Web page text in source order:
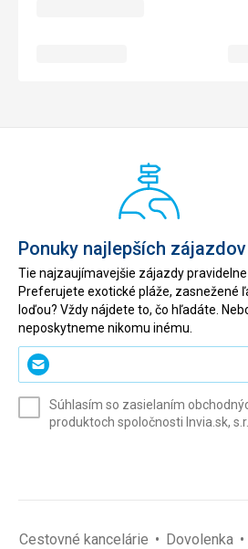
Ponuky najlepších
Tie najzaujímavejšie zájazdy
Preferujete exotické pláže, zasnežené
loďou? Vždy nájdete to, čo hľadáte.
neposkytneme nikomu inému.
Zadajte
svoj
(povinné)
Súhlasím so zasielaním
produktoch spoločnosti Invia.sk,
Cestovné kancelárie Dovolenka